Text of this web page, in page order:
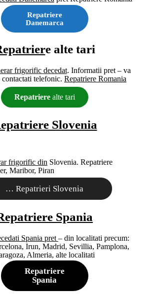
Repatriere
Danemarca
e alte tari
frigorific decedat. Informatii pret – va
contactati telefonic. Repatriere Romania
Repatriere alte tari
Slovenia
frigorific din Slovenia. Repatriere
Maribor, Piran
… Repatrieri Slovenia
Spania
Spania pret – din localitati precum:
Irun, Madrid, Sevillia, Pamplona,
Almeria, alte localitati
Repatriere
Spania